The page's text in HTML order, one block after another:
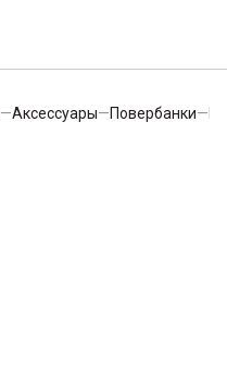
—Аксессуары—Повербанки—